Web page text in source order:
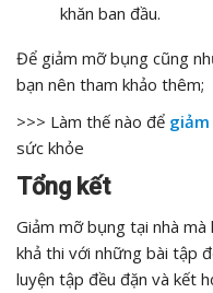
khăn ban đầu.
Để giảm mỡ bụng cũng
bạn nên tham khảo thêm;
>>> Làm thế nào để giảm
sức khỏe
Tổng kết
Giảm mỡ bụng tại nhà
khả thi với những bài tập
luyện tập đều đặn và kết